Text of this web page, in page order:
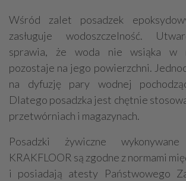
Wśród zalet posadzek
zasługuje wodoszczelność.
sprawia, że woda nie wsiąka w
pozostaje na jego powierzchni.
na dyfuzję pary wodnej
Dlatego posadzka jest chętnie
przetwórniach i magazynach.
Posadzki żywiczne
KRAKFLOOR są zgodne z normami
i posiadają atesty Państwowego